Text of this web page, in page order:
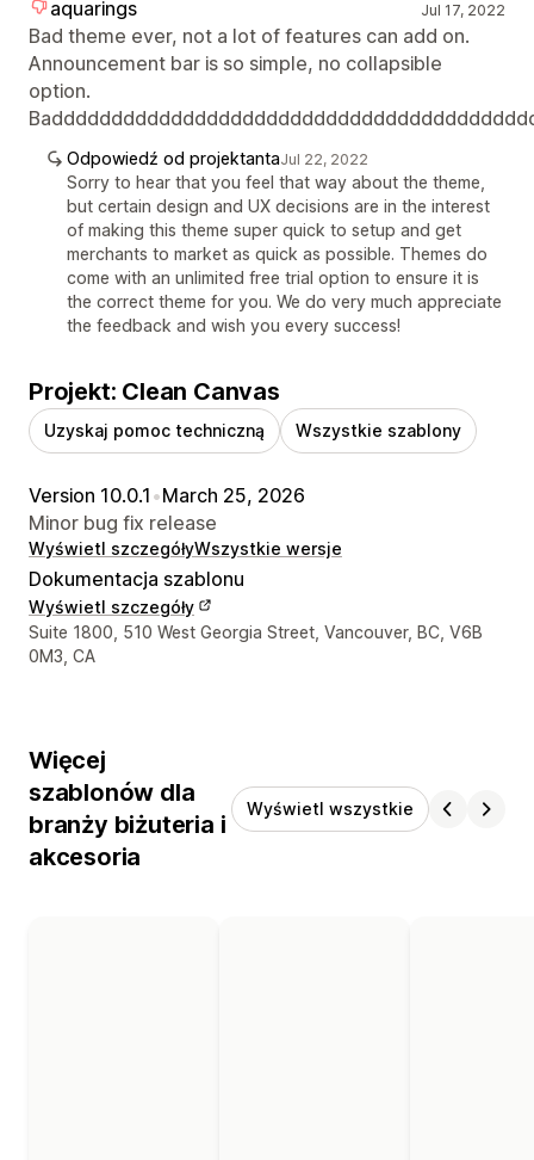
aquarings
Jul 17, 2022
Bad theme ever, not a lot of features can add on.
Announcement bar is so simple, no collapsible
option.
Odpowiedź od projektantaJul 22, 2022
Sorry to hear that you feel that way about the theme,
but certain design and UX decisions are in the interest
of making this theme super quick to setup and get
merchants to market as quick as possible. Themes do
come with an unlimited free trial option to ensure it is
the correct theme for you. We do very much appreciate
the feedback and wish you every success!
Projekt: Clean Canvas
Uzyskaj pomoc techniczną Wszystkie szablony
Version 10.0.1 •March 25, 2026
Minor bug fix release
Wyświetl szczegółyWszystkie wersje
Dokumentacja szablonu
Wyświetl szczegóły
Dane kontaktowe projektanta
Suite 1800, 510 West Georgia Street, Vancouver, BC, V6B
0M3, CA
Więcej
szablonów dla
branży biżuteria i
akcesoria
Wyświetl wszystkie